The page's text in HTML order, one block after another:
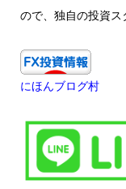
ので、独自の投資ス
にほんブログ村